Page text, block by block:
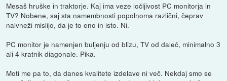
Mesaš hruške in traktorje. Kaj ima veze ločljivost PC monitorja in
TV? Nobene, saj sta namembnosti popolnoma različni, čeprav
naivneži mislijo, da je to eno in isto. Ni.
PC monitor je namenjen buljenju od blizu, TV od daleč, minimalno 3
ali 4 kratnik diagonale. Pika.
Moti me pa to, da danes kvalitete izdelave ni več. Nekdaj smo se